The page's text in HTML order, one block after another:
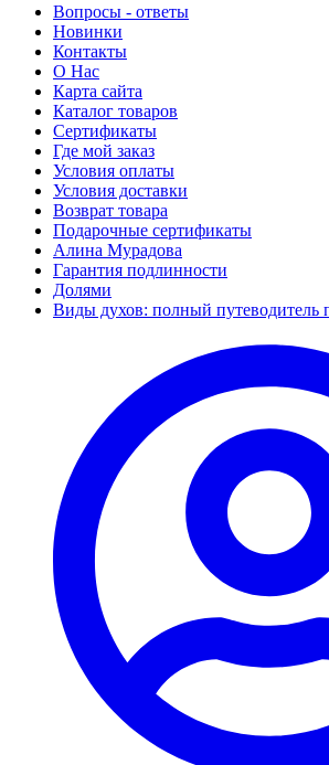
Вопросы - ответы
Новинки
Контакты
О Нас
Карта сайта
Каталог товаров
Сертификаты
Где мой заказ
Условия оплаты
Условия доставки
Возврат товара
Подарочные сертификаты
Алина Мурадова
Гарантия подлинности
Долями
Виды духов: полный путеводитель